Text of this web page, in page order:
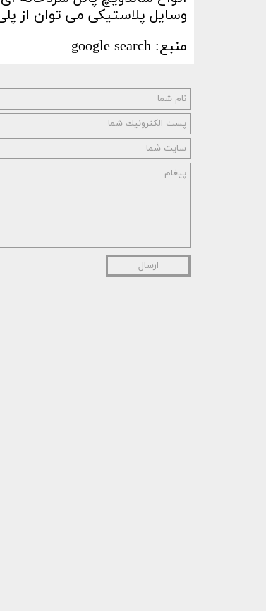
وسایل پلاستیکی می توان از
منبع: google search
ارسال